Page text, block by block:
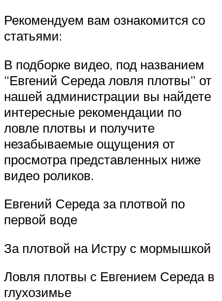
Рекомендуем вам ознакомится со
статьями:
В подборке видео, под названием
“Евгений Середа ловля плотвы” от
нашей администрации вы найдете
интересные рекомендации по
ловле плотвы и получите
незабываемые ощущения от
просмотра представленных ниже
видео роликов.
Евгений Середа за плотвой по
первой воде
За плотвой на Истру с мормышкой
Ловля плотвы с Евгением Середа в
глухозимье